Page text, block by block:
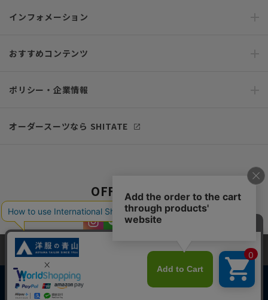
インフォメーション
おすすめコンテンツ
ポリシー・企業情報
オーダースーツなら SHITATE
OFFICIAL SNS
当サイトでは、快適な閲覧体験とコンテンツ改善のためにCookieを使用
しています。閲覧を続けることで、Cookieの使用に同意したものとみな
します。詳細については